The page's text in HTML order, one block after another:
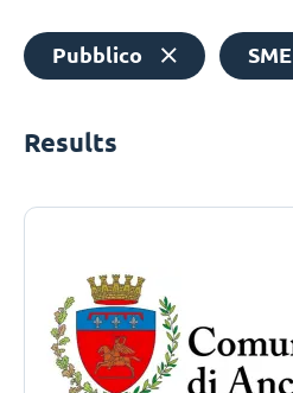
Pubblico SME
Results